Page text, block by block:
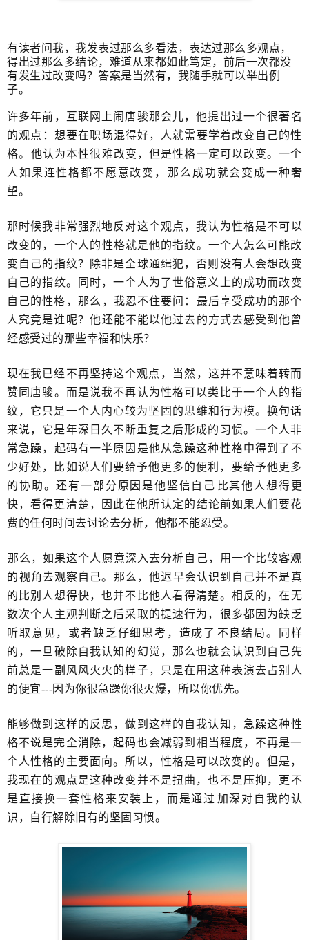
有读者问我，我发表过那么多看法，表达过那么多观点，
得出过那么多结论，难道从来都如此笃定，前后​一次都没
有发生过改变吗？答案是当然有，我随手就可以举出​例
子。
许多年前，互联网上闹唐骏那会儿，他提出过一个很著名
的观点​：想要在职场混得好，人就需要学着改变自己的性
格。​他认为本性很难改变，但是性格一定可以改变。一个
人如果连性格都不愿意改变，​那么成功就会变成一种奢
望。
那时候我非常强烈地反对这个观点，我认为性格是不可以
改变的，​一个人的性格就是他的指纹。一个人怎么可能改
变自己的指纹？除非是全球通缉犯，否则没有人会想改变
自己的指纹。同时，一个人为了世俗意义上的成功而改变
自己的性格，​那么，我忍不住要问：最后享受成功的那个
人究竟是谁呢？​他还能不能以他过去的方式去感受到他曾
经感受过的那些幸福和快乐？
现在我已经不再坚持这个观点，​当然，这并不意味着转而
赞同唐骏。而是说我不再认为性格可以类比于一个人的指
纹，它只是一个人内心较为坚固的​思维和行为模。换句话
来说，它是年深日久不断重复之后形成的​习惯。一个人非
常急躁，起码有一半原因是他从急躁这种性格中得到了不
少好处，比如说人们要给予他更多的便利，​要给予他更多
的协助。还有一部分原因是他坚信自己​比其他人想得更
快，看得更清楚，因此在他所认定的​结论前如果人们要花
费的任何时间去讨论去分析，他都不能忍受。
​那么，如果这个人愿意深入去分析自己，用一个比较客观
的​视角去观察自己。​那么，他迟早会认识到自己并不是真
的比别人想得快，也并不比他人看得清楚。相反的，在无
数次个人主观判断之后采取的提速行为，很多都因为缺乏
听取意见，或者缺乏仔细思考，造成了​不良结局。同样
的，一旦破除自我认知的幻觉，那么也就会认识到自己先
前总是一副风风火火的样子，只是在用这种表演去占别人
的便宜---因为你很急躁​你很火爆，所以你优先。
能够做到这样的反思，做到这样的自我认知，急躁这种性
格不说是完全消除，起码也​会减弱到相当程度，不再是一
个人性格的主要面向。所以，性格是可以改变的​。但是，
我现在的观点是这种改变并不是扭曲，也不是压抑，更不
是直接换一套性格来安装上，而是通过​加深对自我的认
识，自行解除旧有的坚固习惯。